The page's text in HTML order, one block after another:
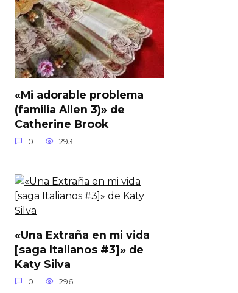
«Mi adorable problema
(familia Allen 3)» de
Catherine Brook
0 293
«Una Extraña en mi vida
[saga Italianos #3]» de
Katy Silva
0 296